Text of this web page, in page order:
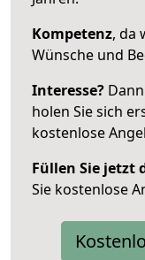
Kompetenz, da
Wünsche und
Interesse?
holen Sie sich
kostenlose
Füllen Sie jetzt
Sie kostenlose